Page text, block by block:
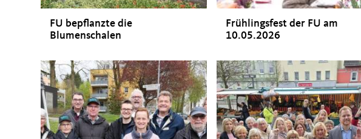
FU bepflanzte die
Blumenschalen
Frühlingsfest der FU am
10.05.2026